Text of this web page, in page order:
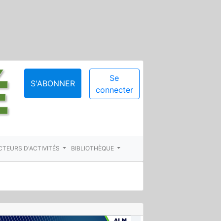
S'ABONNER
Se
connecter
D'ACTIVITÉS BIBLIOTHÈQUE